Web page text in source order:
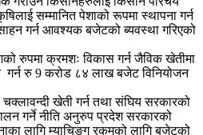
सम्मानित पेशाको रूपमा स्थापना गर्न
गर्न आवश्यक बजेटको ब्यवस्था गरिएको
रुपमा क्रमशः विकास गर्न जैविक खेतीमा
गर्न रु 9 करोड ८४ लाख बजेट विनियोजन
खेती गर्न तथा संघिय सरकारको
गर्ने नीति अनुरुप प्रदेश सरकारको
लागि म्याचिङ्ग रकमको लागि बजेटको